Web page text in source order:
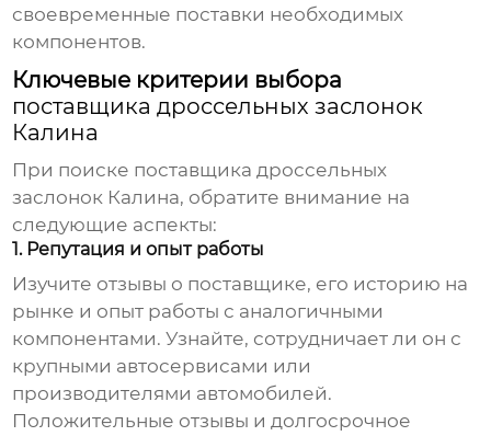
своевременные поставки необходимых
компонентов.
Ключевые критерии выбора
поставщика дроссельных заслонок
Калина
При поиске поставщика дроссельных
заслонок Калина, обратите внимание на
следующие аспекты:
1. Репутация и опыт работы
Изучите отзывы о поставщике, его историю на
рынке и опыт работы с аналогичными
компонентами. Узнайте, сотрудничает ли он с
крупными автосервисами или
производителями автомобилей.
Положительные отзывы и долгосрочное